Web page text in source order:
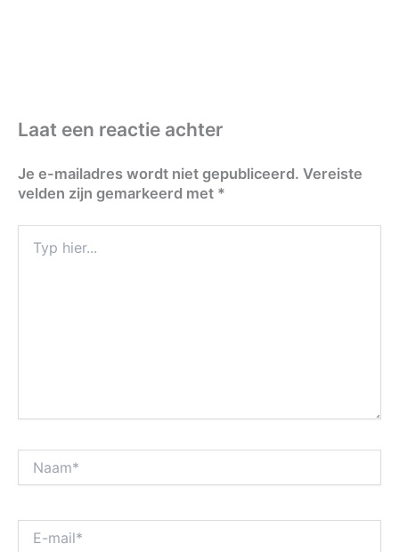
Laat een reactie achter
Je e-mailadres wordt niet gepubliceerd. Vereiste
velden zijn gemarkeerd met *
hier...
mail*